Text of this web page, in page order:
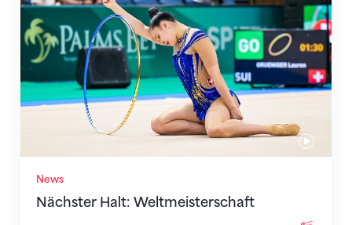
News
Nächster Halt: Weltmeisterschaft